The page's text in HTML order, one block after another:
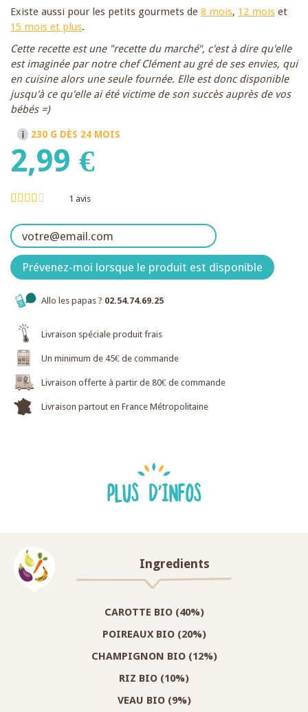
Existe aussi pour les petits gourmets de 8 mois, 12 mois et
15 mois et plus.
Cette recette est une "recette du marché", c'est à dire qu'elle
est imaginée par notre chef Clément au gré de ses envies, qui
en cuisine alors une seule fournée. Elle est donc disponible
jusqu'à ce qu'elle ai été victime de son succès auprès de vos
bébés =)
230 G DÈS 24 MOIS
2,99 €
1 avis
Prévenez-moi lorsque le produit est disponible
Allo les papas ? 02.54.74.69.25
Livraison spéciale produit frais
Un minimum de 45€ de commande
Livraison offerte à partir de 80€ de commande
Livraison partout en France Métropolitaine
PLUS D'INFOS
Ingredients
CAROTTE BIO (40%)
POIREAUX BIO (20%)
CHAMPIGNON BIO (12%)
RIZ BIO (10%)
VEAU BIO (9%)